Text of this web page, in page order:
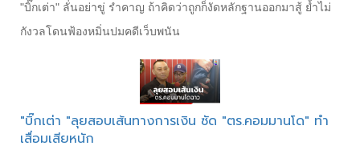
"บิ๊กเต่า" ลั่นอย่าขู่ รำคาญ ถ้าคิดว่าถูกก็งัดหลักฐานออกมาสู้ ย้ำไม่
กังวลโดนฟ้องหมิ่นปมคดีเว็บพนัน
"บิ๊กเต่า "ลุยสอบเส้นทางการเงิน ซัด "ตร.คอมมานโด" ทำ
เสื่อมเสียหนัก